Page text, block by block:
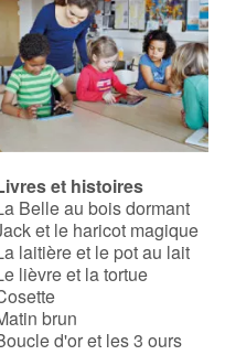
et histoires
Belle au bois dormant
et le haricot magique
laitière et le pot au lait
lièvre et la tortue
brun
d'or et les 3 ours